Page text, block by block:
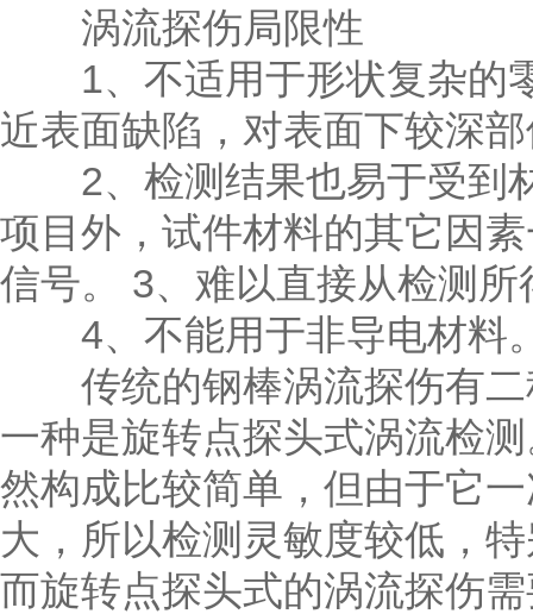
涡流探伤局限性
1、不适用于形状复杂的
近表面缺陷，对表面下较深
2、检测结果也易于受到
项目外，试件材料的其它因
信号。 3、难以直接从检测
4、不能用于非导电材料
传统的钢棒涡流探伤有二
一种是旋转点探头式涡流检
然构成比较简单，但由于它
大，所以检测灵敏度较低，
而旋转点探头式的涡流探伤